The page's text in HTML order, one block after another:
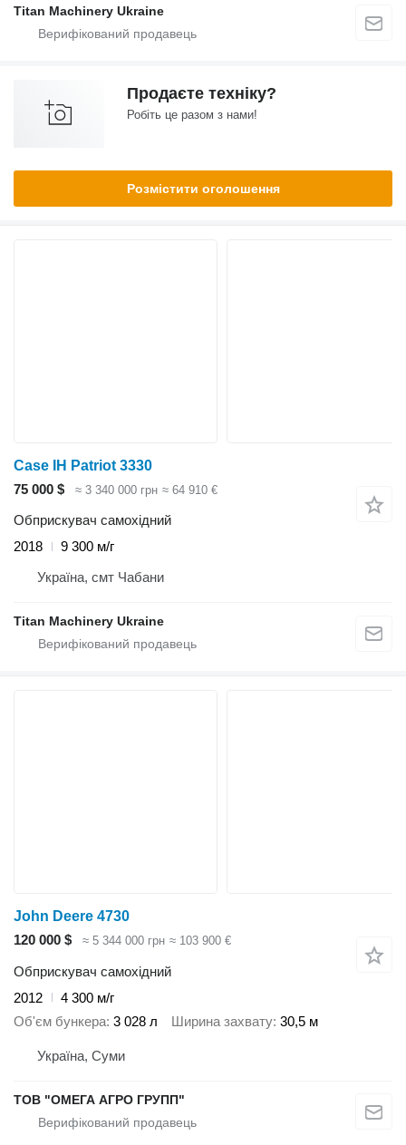
Titan Machinery Ukraine
Продаєте техніку?
Робіть це разом з нами!
Розмістити оголошення
Case IH Patriot 3330
75 000 $
≈ 3 340 000 грн ≈ 64 910 €
Обприскувач самохідний
2018
9 300 м/г
Україна, смт Чабани
Titan Machinery Ukraine
John Deere 4730
120 000 $
≈ 5 344 000 грн ≈ 103 900 €
Обприскувач самохідний
2012
4 300 м/г
Об'єм бункера 3 028 л Ширина захвату 30,5 м
Україна, Суми
ТОВ "ОМЕГА АГРО ГРУПП"